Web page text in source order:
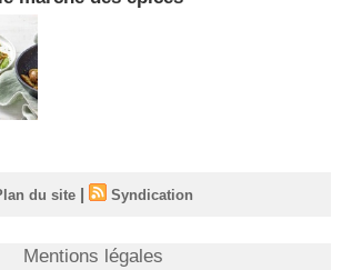
du site | Syndication
Mentions légales